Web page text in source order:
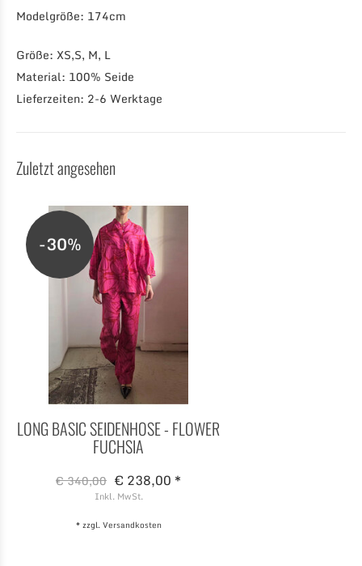
Modelgröße: 174cm
Größe: XS,S, M, L
Material: 100% Seide
Lieferzeiten: 2-6 Werktage
Zuletzt angesehen
-30%
LONG BASIC SEIDENHOSE - FLOWER
FUCHSIA
€ 340,00 € 238,00 *
Inkl. MwSt.
* zzgl.Versandkosten